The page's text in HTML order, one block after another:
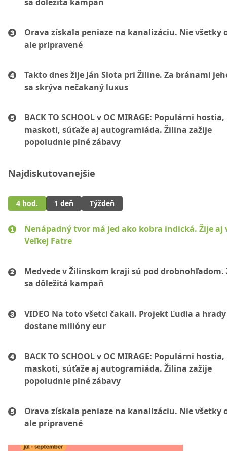
Orava získala peniaze na kanalizáciu. Nie všetky
ale pripravené
Takto dnes žije Ján Slota pri Žiline. Za bránami
sa skrýva nečakaný luxus
BACK TO SCHOOL v OC MIRAGE: Populárni
maskoti, súťaže aj autogramiáda. Žilina zažije
popoludnie plné zábavy
Najdiskutovanejšie
4 hod. 1 deň Týždeň
Nenápadný tvor má jed ako kobra indická. Žije aj
Veľkej Fatre
Medvede v Žilinskom kraji sú pod drobnohľadom.
sa dôležitá kampaň
VIDEO Na toto všetci čakali. Projekt Ľudia a hrady
dostane milióny eur
BACK TO SCHOOL v OC MIRAGE: Populárni
maskoti, súťaže aj autogramiáda. Žilina zažije
popoludnie plné zábavy
Orava získala peniaze na kanalizáciu. Nie všetky
ale pripravené